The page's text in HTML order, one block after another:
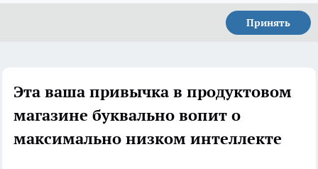
Принять
Эта ваша привычка в продуктовом
магазине буквально вопит о
максимально низком интеллекте